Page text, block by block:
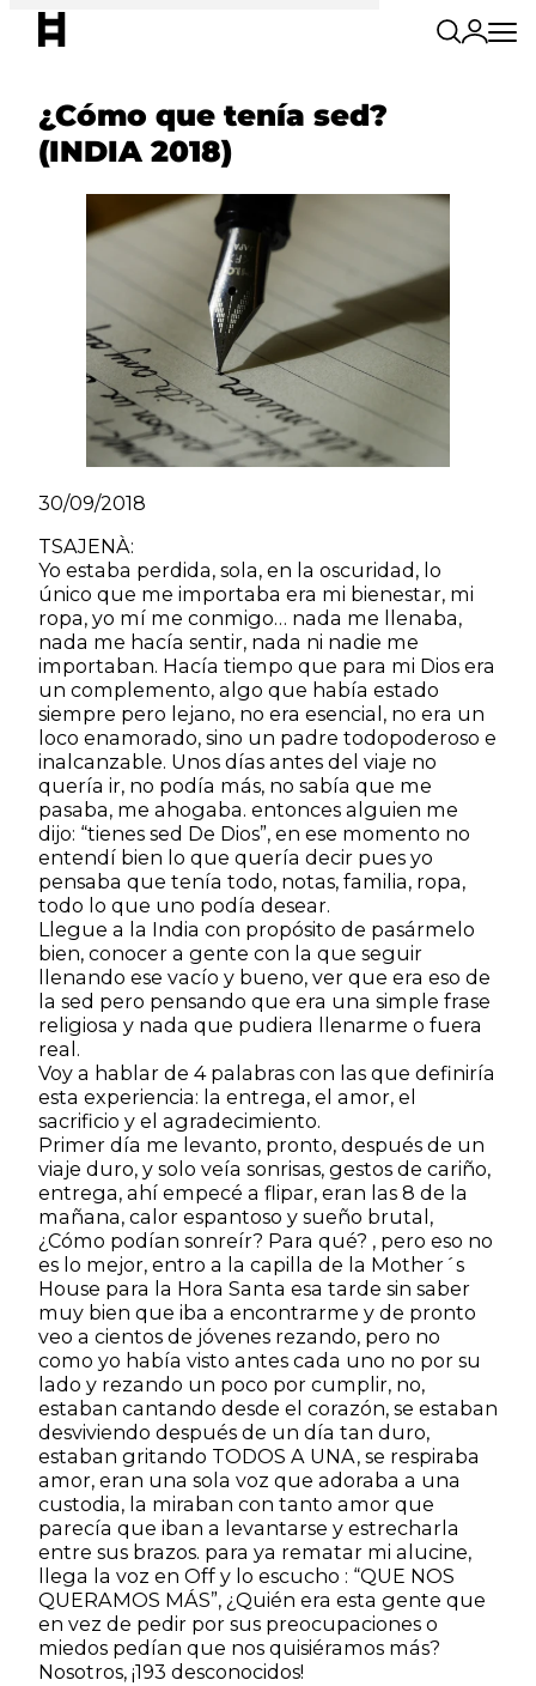
¿Cómo que tenía sed?
(INDIA 2018)
30/09/2018
TSAJENÀ:
Yo estaba perdida, sola, en la oscuridad, lo
único que me importaba era mi bienestar, mi
ropa, yo mí me conmigo… nada me llenaba,
nada me hacía sentir, nada ni nadie me
importaban. Hacía tiempo que para mi Dios era
un complemento, algo que había estado
siempre pero lejano, no era esencial, no era un
loco enamorado, sino un padre todopoderoso e
inalcanzable. Unos días antes del viaje no
quería ir, no podía más, no sabía que me
pasaba, me ahogaba. entonces alguien me
dijo: “tienes sed De Dios”, en ese momento no
entendí bien lo que quería decir pues yo
pensaba que tenía todo, notas, familia, ropa,
todo lo que uno podía desear.
Llegue a la India con propósito de pasármelo
bien, conocer a gente con la que seguir
llenando ese vacío y bueno, ver que era eso de
la sed pero pensando que era una simple frase
religiosa y nada que pudiera llenarme o fuera
real.
Voy a hablar de 4 palabras con las que definiría
esta experiencia: la entrega, el amor, el
sacrificio y el agradecimiento.
Primer día me levanto, pronto, después de un
viaje duro, y solo veía sonrisas, gestos de cariño,
entrega, ahí empecé a flipar, eran las 8 de la
mañana, calor espantoso y sueño brutal,
¿Cómo podían sonreír? Para qué? , pero eso no
es lo mejor, entro a la capilla de la Mother´s
House para la Hora Santa esa tarde sin saber
muy bien que iba a encontrarme y de pronto
veo a cientos de jóvenes rezando, pero no
como yo había visto antes cada uno no por su
lado y rezando un poco por cumplir, no,
estaban cantando desde el corazón, se estaban
desviviendo después de un día tan duro,
estaban gritando TODOS A UNA, se respiraba
amor, eran una sola voz que adoraba a una
custodia, la miraban con tanto amor que
parecía que iban a levantarse y estrecharla
entre sus brazos. para ya rematar mi alucine,
llega la voz en Off y lo escucho : “QUE NOS
QUERAMOS MÁS”, ¿Quién era esta gente que
en vez de pedir por sus preocupaciones o
miedos pedían que nos quisiéramos más?
Nosotros, ¡193 desconocidos!